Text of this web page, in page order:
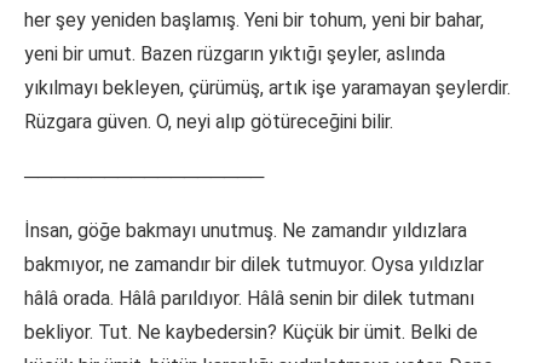
her şey yeniden başlamış. Yeni bir tohum, yeni bir bahar,
yeni bir umut. Bazen rüzgarın yıktığı şeyler, aslında
yıkılmayı bekleyen, çürümüş, artık işe yaramayan şeylerdir.
Rüzgara güven. O, neyi alıp götüreceğini bilir.
──────────────────
İnsan, göğe bakmayı unutmuş. Ne zamandır yıldızlara
bakmıyor, ne zamandır bir dilek tutmuyor. Oysa yıldızlar
hâlâ orada. Hâlâ parıldıyor. Hâlâ senin bir dilek tutmanı
bekliyor. Tut. Ne kaybedersin? Küçük bir ümit. Belki de